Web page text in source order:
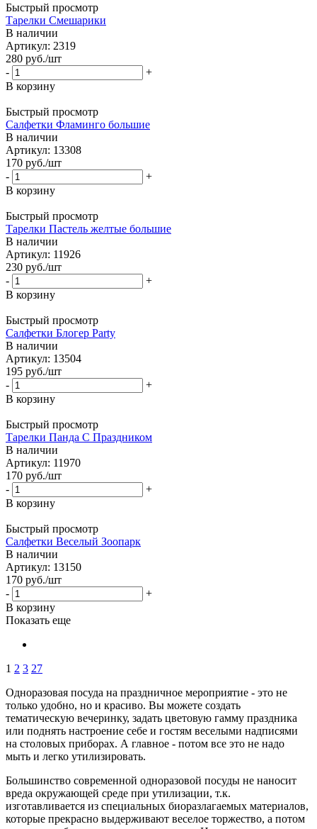
Быстрый просмотр
Тарелки Смешарики
В наличии
Артикул: 2319
280 руб./шт
-
+
В корзину
Быстрый просмотр
Салфетки Фламинго большие
В наличии
Артикул: 13308
170 руб./шт
-
+
В корзину
Быстрый просмотр
Тарелки Пастель желтые большие
В наличии
Артикул: 11926
230 руб./шт
-
+
В корзину
Быстрый просмотр
Салфетки Блогер Party
В наличии
Артикул: 13504
195 руб./шт
-
+
В корзину
Быстрый просмотр
Тарелки Панда С Праздником
В наличии
Артикул: 11970
170 руб./шт
-
+
В корзину
Быстрый просмотр
Салфетки Веселый Зоопарк
В наличии
Артикул: 13150
170 руб./шт
-
+
В корзину
Показать еще
1 2 3 27
Одноразовая посуда на праздничное мероприятие - это не
только удобно, но и красиво. Вы можете создать
тематическую вечеринку, задать цветовую гамму праздника
или поднять настроение себе и гостям веселыми надписями
на столовых приборах. А главное - потом все это не надо
мыть и легко утилизировать.
Большинство современной одноразовой посуды не наносит
вреда окружающей среде при утилизации, т.к.
изготавливается из специальных биоразлагаемых материалов,
которые прекрасно выдерживают веселое торжество, а потом